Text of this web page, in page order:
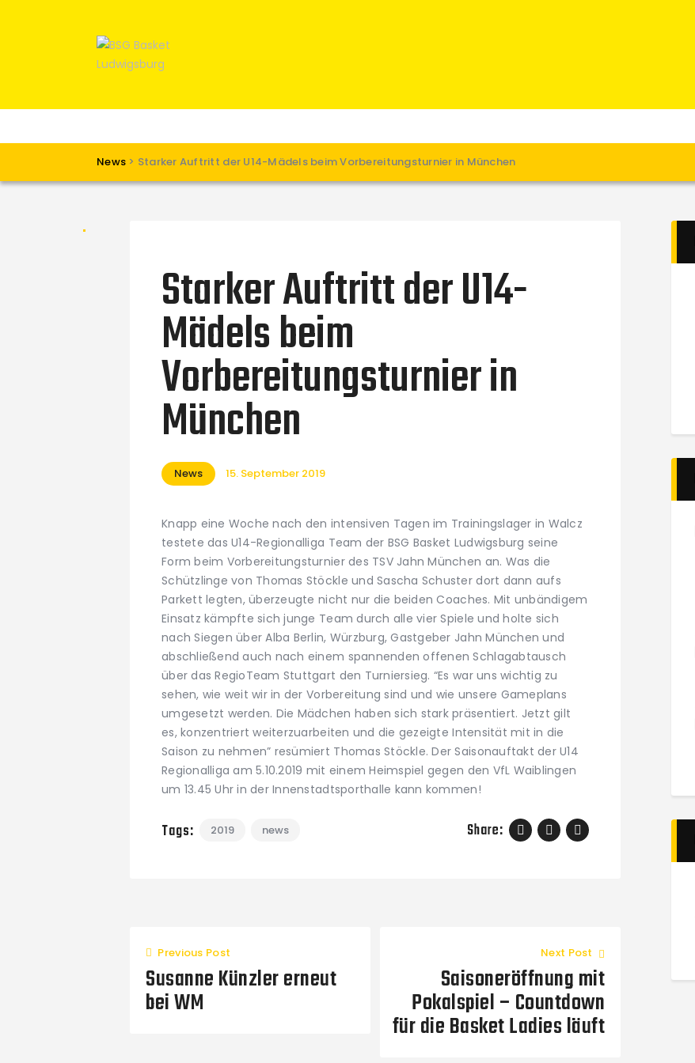
News > Starker Auftritt der U14-Mädels beim Vorbereitungsturnier in München
Spielbetrieb
Unterstützen
Starker Auftritt der U14-
Mädels beim
Vorbereitungsturnier in
München
News 15. September 2019
Knapp eine Woche nach den intensiven Tagen im Trainingslager in Walcz
testete das U14-Regionalliga Team der BSG Basket Ludwigsburg seine
Form beim Vorbereitungsturnier des TSV Jahn München an. Was die
Schützlinge von Thomas Stöckle und Sascha Schuster dort dann aufs
Parkett legten, überzeugte nicht nur die beiden Coaches. Mit unbändigem
Einsatz kämpfte sich junge Team durch alle vier Spiele und holte sich
nach Siegen über Alba Berlin, Würzburg, Gastgeber Jahn München und
abschließend auch nach einem spannenden offenen Schlagabtausch
über das RegioTeam Stuttgart den Turniersieg. “Es war uns wichtig zu
sehen, wie weit wir in der Vorbereitung sind und wie unsere Gameplans
umgesetzt werden. Die Mädchen haben sich stark präsentiert. Jetzt gilt
es, konzentriert weiterzuarbeiten und die gezeigte Intensität mit in die
Saison zu nehmen” resümiert Thomas Stöckle. Der Saisonauftakt der U14
Regionalliga am 5.10.2019 mit einem Heimspiel gegen den VfL Waiblingen
um 13.45 Uhr in der Innenstadtsporthalle kann kommen!
Tags: 2019 news Share:
Previous Post
Susanne Künzler erneut
bei WM
Next Post
Saisoneröffnung mit
Pokalspiel – Countdown
für die Basket Ladies läuft